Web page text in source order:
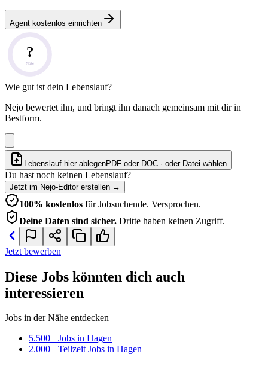
Agent kostenlos einrichten
?
Note
Wie gut ist dein Lebenslauf?
Nejo bewertet ihn, und bringt ihn danach gemeinsam mit dir in
Bestform.
Lebenslauf hier ablegenPDF oder DOC · oder Datei wählen
Du hast noch keinen Lebenslauf?
Jetzt im Nejo-Editor erstellen →
100% kostenlos für Jobsuchende. Versprochen.
Deine Daten sind sicher. Dritte haben keinen Zugriff.
Jetzt bewerben
Diese Jobs könnten dich auch
interessieren
Jobs in der Nähe entdecken
5.500+ Jobs in Hagen
2.000+ Teilzeit Jobs in Hagen